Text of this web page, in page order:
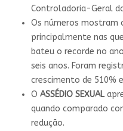
Controladoria-Geral da
Os números mostram
principalmente nas
bateu o recorde no
seis anos. Foram
crescimento de 510%
O ASSÉDIO SEXUAL
quando comparado
redução.